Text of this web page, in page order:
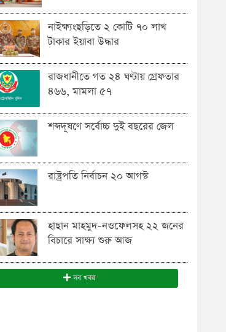
নাইক্ষ্যংছড়িতে ২ কোটি ৭০ লাখ
টাকার ইয়াবা উদ্ধার
রাজধানীতে গত ২৪ ঘণ্টায় গ্রেফতার
৪৬৬, মামলা ৫৭
শব্দদূষণে সর্বোচ্চ দুই বছরের জেল
রাষ্ট্রপতি নির্বাচন ২০ আগস্ট
হাছান মাহমুদ-নওফেলসহ ২২ জনের
বিচারে সাক্ষ্য শুরু আজ
সব খবর